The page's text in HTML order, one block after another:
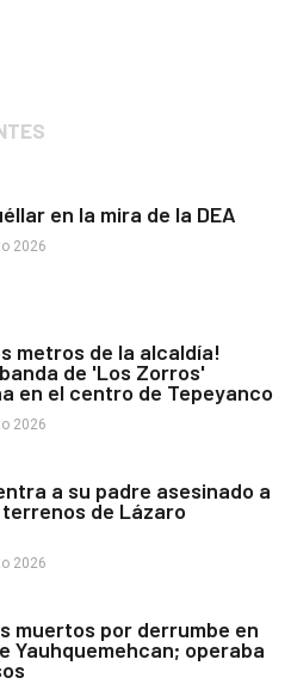
en la mira de la DEA
2026
metros de la alcaldía!
de 'Los Zorros'
en el centro de Tepeyanco
2026
a su padre asesinado a
de Lázaro
2026
muertos por derrumbe en
Yauhquemehcan; operaba